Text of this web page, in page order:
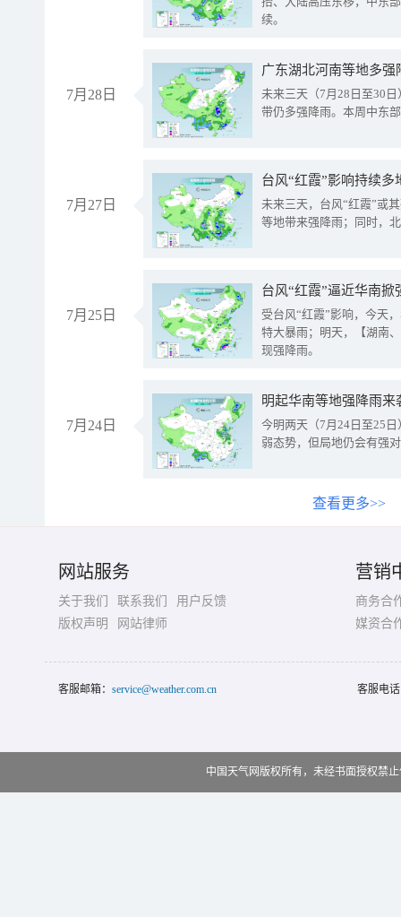
续。
7月28日
广东湖北河南等地多
未来三天（7月28日至30
带仍多强降雨。本周中东
7月27日
台风“红霞”影响持续
未来三天，台风“红霞”或
等地带来强降雨；同时，
7月25日
台风“红霞”逼近华南
受台风“红霞”影响，今天
特大暴雨；明天，【湖南
现强降雨。
7月24日
明起华南等地强降雨
今明两天（7月24日至25
弱态势，但局地仍会有强
查看更多>>
网站服务
关于我们 联系我们
用户反馈
版权声明
网站律师
营销
商务合
媒资合
客服邮箱： service@weather.com.cn 客服电
中国天气网版权所有，未经书面授权